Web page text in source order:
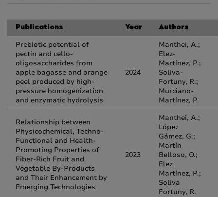
Publications Year Authors
Prebiotic potential of
pectin and cello-
oligosaccharides from
apple bagasse and orange
peel produced by high-
pressure homogenization
and enzymatic hydrolysis
2024
Manthei, A.;
Elez-
Martínez, P.;
Soliva-
Fortuny, R.;
Murciano-
Martínez, P.
Relationship between
Physicochemical, Techno-
Functional and Health-
Promoting Properties of
Fiber-Rich Fruit and
Vegetable By-Products
and Their Enhancement by
Emerging Technologies
2023
Manthei, A.;
López
Gámez, G.;
Martín
Belloso, O.;
Elez
Martínez, P.;
Soliva
Fortuny, R.